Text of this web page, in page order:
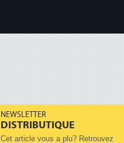
NEWSLETTER
DISTRIBUTIQUE
Cet article vous a plu? Retrouvez